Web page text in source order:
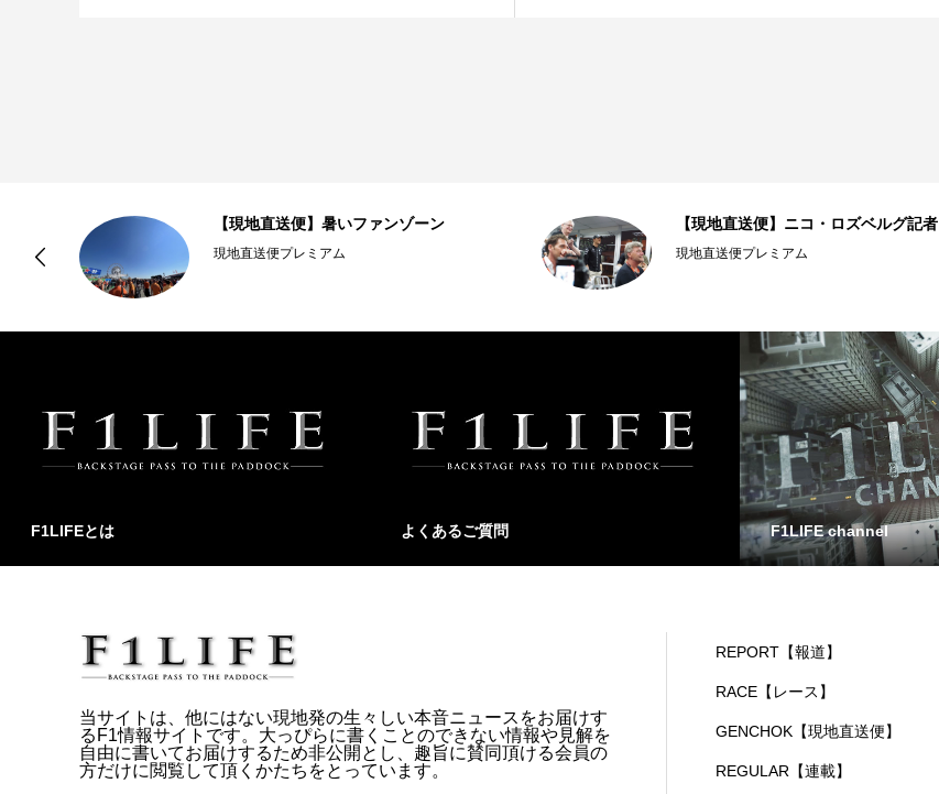
【現地直送便】暑いファンゾーン
現地直送便プレミアム
【現地直送便】ニコ・ロズベルグ記者
現地直送便プレミアム
F1LIFEとは よくあるご質問 F1LIFE channel
当サイトは、他にはない現地発の生々しい本音ニュースをお届けす
るF1情報サイトです。大っぴらに書くことのできない情報や見解を
自由に書いてお届けするため非公開とし、趣旨に賛同頂ける会員の
方だけに閲覧して頂くかたちをとっています。
REPORT【報道】
RACE【レース】
GENCHOK【現地直送便】
REGULAR【連載】